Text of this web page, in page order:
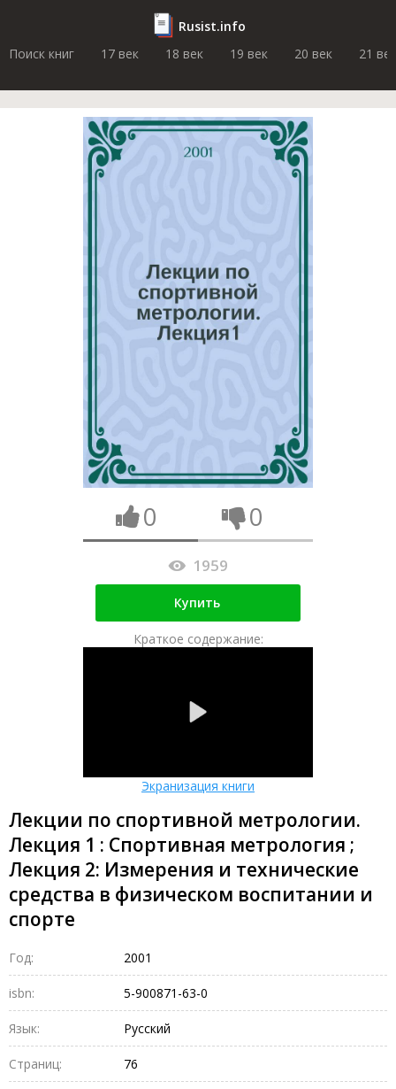
Rusist.info
Поиск книг
17 век 18 век 19 век 20 век 21 век
0 0
1959
Купить
Краткое содержание:
Экранизация книги
Лекции по спортивной метрологии.
Лекция 1 : Спортивная метрология ;
Лекция 2: Измерения и технические
средства в физическом воспитании и
спорте
Год: 2001
isbn: 5-900871-63-0
Язык: Русский
Страниц: 76